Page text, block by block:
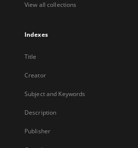
View all collections
Indexes
Title
Creator
Subject and Keywords
Description
Publisher